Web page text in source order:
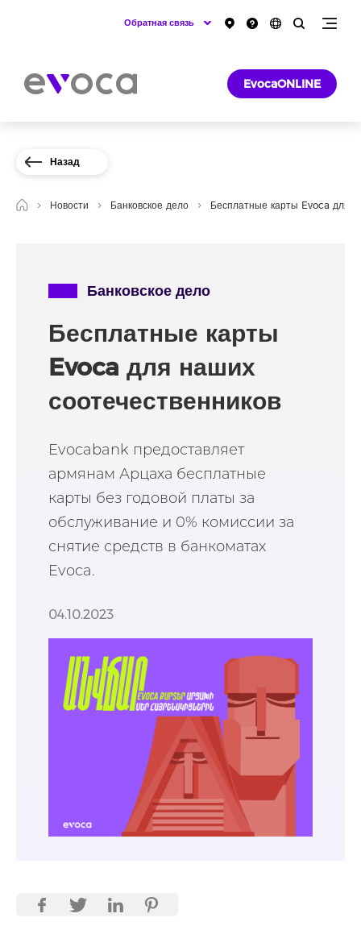
Обратная связь
EvocaONLINE
Назад
Новости Банковское дело Бесплатные карты Evoca для
Банковское дело
Бесплатные карты
Evoca для наших
соотечественников
Evocabank предоставляет
армянам Арцаха бесплатные
карты без годовой платы за
обслуживание и 0% комиссии за
снятие средств в банкоматах
Evoca.
04.10.2023